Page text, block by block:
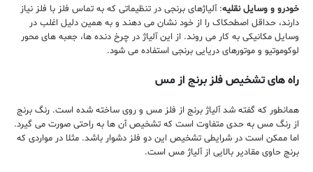
خودرو و وسایل نقلیه: آلیاژهای برنجی در تنظیماتی که به تماس فلز با فلز نیاز
دارند، حداقل اصطحکاک را از خود نشان می دهند و به همین دلیل اغلب در
وسایل مکانیکی به کار می روند. از این آلیاژ در چرخ دنده ها، جعبه های محور
لوکوموتیو و موتورهای دریایی برنجی استفاده می شود.
راه های تشخیص فلز برنج از مس
همانطور که گفته شد آلیاژ برنج از فلز مس و روی ساخته شده است. رنگ برنج
از رنگ مس به حدی متفاوت است که تشخیص آن ها به راحتی صورت می گیرد.
اما ممکن است در شرایطی تشخیص این دو فلز دشوار باشد. مثلا در مواردی که
برنج حاوی مقادیر بالایی از آلیاژ مس است.